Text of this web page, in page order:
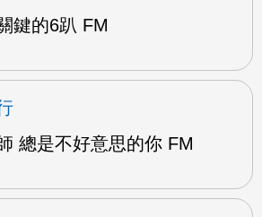
鍵的6趴 FM
總是不好意思的你 FM